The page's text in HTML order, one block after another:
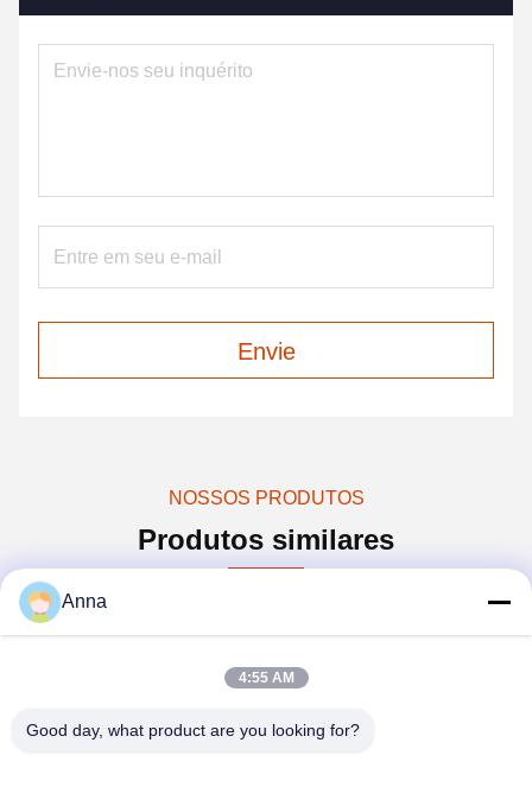
Envie
NOSSOS PRODUTOS
Produtos similares
Anna
4:55 AM
Good day, what product are you looking for?